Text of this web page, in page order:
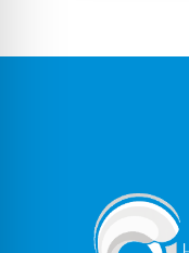
Étterem
Éves parcella